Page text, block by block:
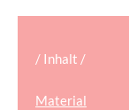
/ Inhalt /
Material